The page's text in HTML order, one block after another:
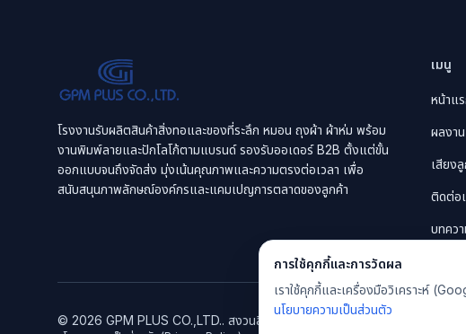
การใช้คุกกี้และการวัดผล
เราใช้คุกกี้และเครื่องมือวิเคราะห์
นโยบายความเป็นส่วนตัว
โรงงานรับผลิตสินค้าสิ่งทอและของที่ระลึก หมอน ถุงผ้า ผ้าห่ม พร้อม
งานพิมพ์ลายและปักโลโก้ตามแบรนด์ รองรับออเดอร์ B2B ตั้งแต่ขั้น
ออกแบบจนถึงจัดส่ง มุ่งเน้นคุณภาพและความตรงต่อเวลา เพื่อ
สนับสนุนภาพลักษณ์องค์กรและแคมเปญการตลาดของลูกค้า
เมนู
หน้าแ
ผลงาน
เสียง
ติดต่อ
บทคว
© 2026 GPM PLUS CO.,LTD.. สงวนลิขสิทธิ์